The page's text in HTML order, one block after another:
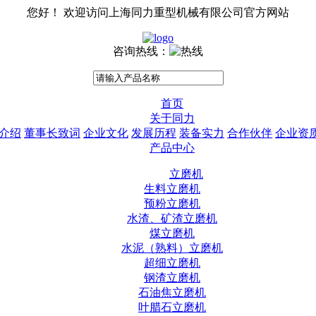
您好！ 欢迎访问上海同力重型机械有限公司官方网站
咨询热线：
首页
关于同力
绍 董事长致词 企业文化 发展历程 装备实力 合作伙伴 企业资
产品中心
立磨机
生料立磨机
预粉立磨机
水渣、矿渣立磨机
煤立磨机
水泥（熟料）立磨机
超细立磨机
钢渣立磨机
石油焦立磨机
叶腊石立磨机